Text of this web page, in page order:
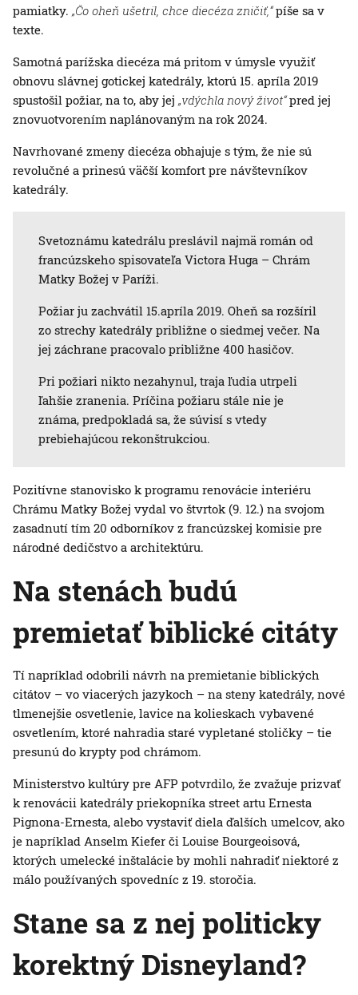
pamiatky. „Čo oheň ušetril, chce diecéza zničiť,“píše sa v
texte.
Samotná parížska diecéza má pritom v úmysle využiť
obnovu slávnej gotickej katedrály, ktorú 15. apríla 2019
spustošil požiar, na to, aby jej „vdýchla nový život“pred jej
znovuotvorením naplánovaným na rok 2024.
Navrhované zmeny diecéza obhajuje s tým, že nie sú
revolučné a prinesú väčší komfort pre návštevníkov
katedrály.
Svetoznámu katedrálu preslávil najmä román od
francúzskeho spisovateľa Victora Huga – Chrám
Matky Božej v Paríži.
Požiar ju zachvátil 15.apríla 2019. Oheň sa rozšíril
zo strechy katedrály približne o siedmej večer. Na
jej záchrane pracovalo približne 400 hasičov.
Pri požiari nikto nezahynul, traja ľudia utrpeli
ľahšie zranenia. Príčina požiaru stále nie je
známa, predpokladá sa, že súvisí s vtedy
prebiehajúcou rekonštrukciou.
Pozitívne stanovisko k programu renovácie interiéru
Chrámu Matky Božej vydal vo štvrtok (9. 12.) na svojom
zasadnutí tím 20 odborníkov z francúzskej komisie pre
národné dedičstvo a architektúru.
Na stenách budú
premietať biblické citáty
Tí napríklad odobrili návrh na premietanie biblických
citátov – vo viacerých jazykoch – na steny katedrály, nové
tlmenejšie osvetlenie, lavice na kolieskach vybavené
osvetlením, ktoré nahradia staré vypletané stoličky – tie
presunú do krypty pod chrámom.
Ministerstvo kultúry pre AFP potvrdilo, že zvažuje prizvať
k renovácii katedrály priekopníka street artu Ernesta
Pignona-Ernesta, alebo vystaviť diela ďalších umelcov, ako
je napríklad Anselm Kiefer či Louise Bourgeoisová,
ktorých umelecké inštalácie by mohli nahradiť niektoré z
málo používaných spovedníc z 19. storočia.
Stane sa z nej politicky
korektný Disneyland?